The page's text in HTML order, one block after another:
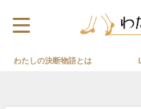
わたしの決断物語とは